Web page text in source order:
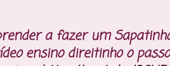
a fazer um
ensino direitinho o